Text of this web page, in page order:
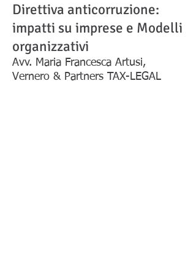
Direttiva anticorruzione:
impatti su imprese e Modelli
organizzativi
Avv. Maria Francesca Artusi,
Vernero & Partners TAX-LEGAL